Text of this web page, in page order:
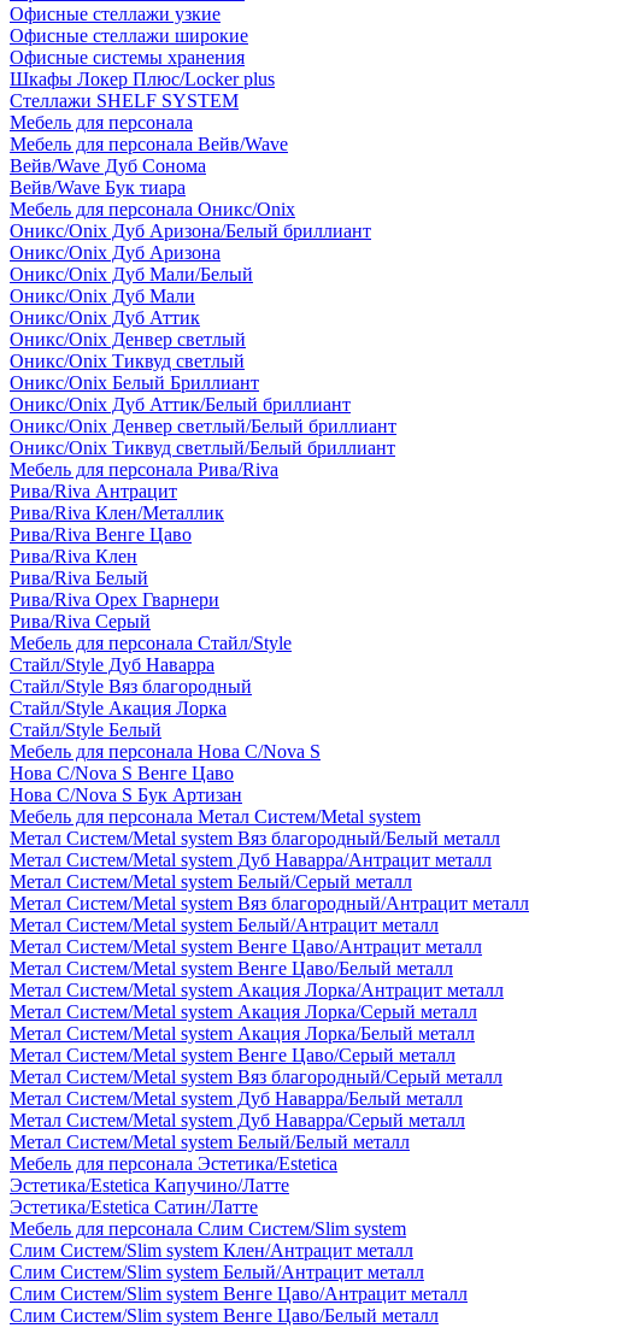
Офисные стеллажи узкие
Офисные стеллажи широкие
Офисные системы хранения
Шкафы Локер Плюс/Locker plus
Стеллажи SHELF SYSTEM
Мебель для персонала
Мебель для персонала Вейв/Wave
Вейв/Wave Дуб Сонома
Вейв/Wave Бук тиара
Мебель для персонала Оникс/Onix
Оникс/Onix Дуб Аризона/Белый бриллиант
Оникс/Onix Дуб Аризона
Оникс/Onix Дуб Мали/Белый
Оникс/Onix Дуб Мали
Оникс/Onix Дуб Аттик
Оникс/Onix Денвер светлый
Оникс/Onix Тиквуд светлый
Оникс/Onix Белый Бриллиант
Оникс/Onix Дуб Аттик/Белый бриллиант
Оникс/Onix Денвер светлый/Белый бриллиант
Оникс/Onix Тиквуд светлый/Белый бриллиант
Мебель для персонала Рива/Riva
Рива/Riva Антрацит
Рива/Riva Клен/Металлик
Рива/Riva Венге Цаво
Рива/Riva Клен
Рива/Riva Белый
Рива/Riva Орех Гварнери
Рива/Riva Серый
Мебель для персонала Стайл/Style
Стайл/Style Дуб Наварра
Стайл/Style Вяз благородный
Стайл/Style Акация Лорка
Стайл/Style Белый
Мебель для персонала Нова С/Nova S
Нова С/Nova S Венге Цаво
Нова С/Nova S Бук Артизан
Мебель для персонала Метал Систем/Metal system
Метал Систем/Metal system Вяз благородный/Белый металл
Метал Систем/Metal system Дуб Наварра/Антрацит металл
Метал Систем/Metal system Белый/Серый металл
Метал Систем/Metal system Вяз благородный/Антрацит металл
Метал Систем/Metal system Белый/Антрацит металл
Метал Систем/Metal system Венге Цаво/Антрацит металл
Метал Систем/Metal system Венге Цаво/Белый металл
Метал Систем/Metal system Акация Лорка/Антрацит металл
Метал Систем/Metal system Акация Лорка/Серый металл
Метал Систем/Metal system Акация Лорка/Белый металл
Метал Систем/Metal system Венге Цаво/Серый металл
Метал Систем/Metal system Вяз благородный/Серый металл
Метал Систем/Metal system Дуб Наварра/Белый металл
Метал Систем/Metal system Дуб Наварра/Серый металл
Метал Систем/Metal system Белый/Белый металл
Мебель для персонала Эстетика/Estetica
Эстетика/Estetica Капучино/Латте
Эстетика/Estetica Сатин/Латте
Мебель для персонала Слим Систем/Slim system
Слим Систем/Slim system Клен/Антрацит металл
Слим Систем/Slim system Белый/Антрацит металл
Слим Систем/Slim system Венге Цаво/Антрацит металл
Слим Систем/Slim system Венге Цаво/Белый металл